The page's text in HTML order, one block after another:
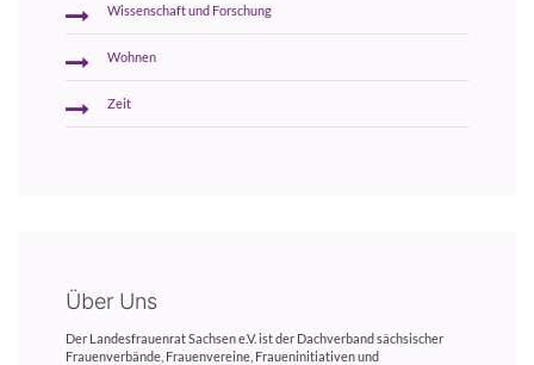
Wissenschaft und Forschung
Wohnen
Zeit
Über Uns
Der Landesfrauenrat Sachsen e.V. ist der Dachverband sächsischer
Frauenverbände, Frauenvereine, Fraueninitiativen und